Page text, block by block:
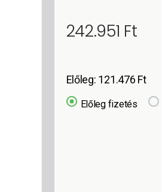
242.951 Ft
Előleg: 121.476 Ft
Előleg fizetés